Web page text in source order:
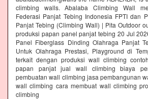
climbing walls. Abalaba Climbing Wall
Federasi Panjat Tebing Indonesia FPTI dan
Panjat Tebing (Climbing Wall) | Pita Outdoor
produksi papan panel panjat tebing 20 Jul
Panel Fiberglass Dinding Olahraga Panjat
Untuk Olahraga Prestasi, Playground di
terkait dengan produksi wall climbing
papan panjat jual wall climbing biaya
pembuatan wall climbing jasa pembangunan
wall climbing cara membuat wall climbing
climbing